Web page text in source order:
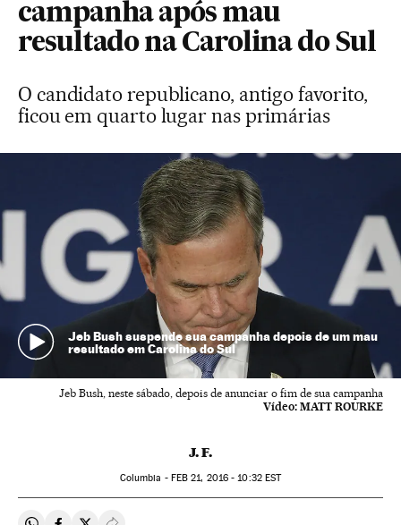
campanha após mau
resultado na Carolina do Sul
O candidato republicano, antigo favorito,
ficou em quarto lugar nas primárias
Jeb Bush suspende sua campanha depois de um mau
resultado em Carolina do Sul
Jeb Bush, neste sábado, depois de anunciar o fim de sua campanha
Vídeo: MATT ROURKE
J. F.
Columbia - FEB 21, 2016 - 10:32EST